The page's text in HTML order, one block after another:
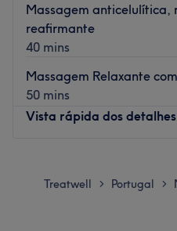
O que mais gostamos:
Ambiente: elegante, chique e
Especializados em: beleza
Go to
Massagem anticelulítica,
reafirmante
40 mins
Massagem Relaxante
50 mins
Vista rápida dos
Terça-feira
Treatwell > Portugal >